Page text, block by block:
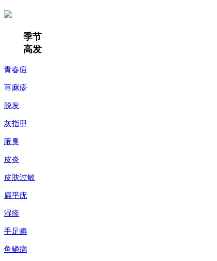
季节
高发
青春痘
荨麻疹
脱发
灰指甲
腋臭
皮炎
皮肤过敏
扁平疣
湿疹
手足癣
鱼鳞病